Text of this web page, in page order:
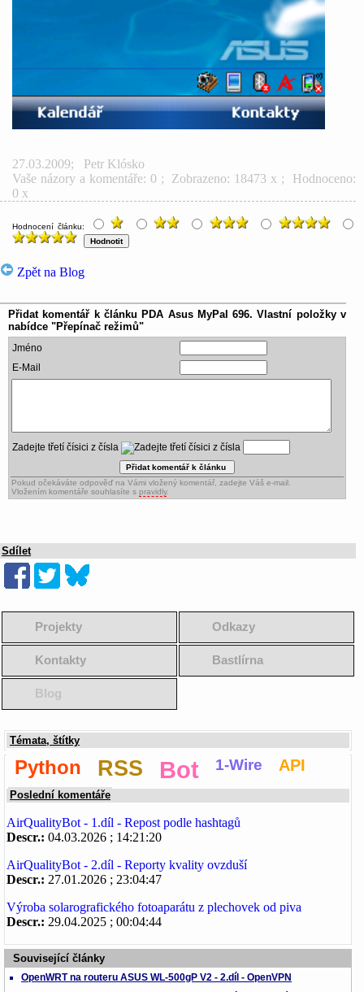
27.03.2009; Petr Klósko
Vaše názory a komentáře: 0 ; Zobrazeno: 18473 x ; Hodnoceno:
0 x
Hodnocení článku:
Zpět na Blog
Přidat komentář k článkuPDA Asus MyPal 696. Vlastní položky v
nabídce "Přepínač režimů"
Jméno
E-Mail
Zadejte třetí čísici z čísla
Pokud očekáváte odpověď na Vámi vložený komentář, zadejte Váš e-mail.
Vložením komentáře souhlasíte s pravidly.
Sdílet
Projekty Odkazy
Kontakty Bastlírna
Blog
Témata, štítky
Python RSS Bot 1-Wire API
Poslední komentáře
AirQualityBot - 1.díl - Repost podle hashtagů
Descr.: 04.03.2026 ; 14:21:20
AirQualityBot - 2.díl - Reporty kvality ovzduší
Descr.: 27.01.2026 ; 23:04:47
Výroba solarografického fotoaparátu z plechovek od piva
Descr.: 29.04.2025 ; 00:04:44
Související články
OpenWRT na routeru ASUS WL-500gP V2 - 2.díl - OpenVPN